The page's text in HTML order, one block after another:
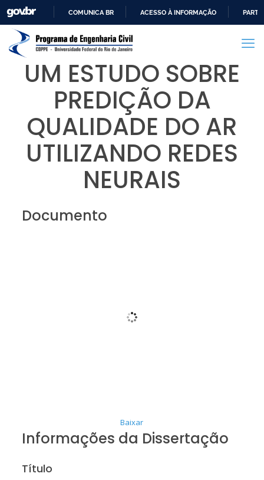
PARA
CONTEÚDO
COMUNICA BR ACESSO À INFORMAÇÃO
UM ESTUDO SOBRE
PREDIÇÃO DA
QUALIDADE DO AR
UTILIZANDO REDES
NEURAIS
Documento
Baixar
Informações da Dissertação
Título